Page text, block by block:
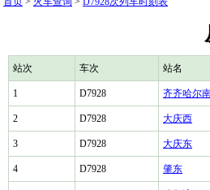
站次 车次 站名
1 D7928 齐齐哈尔
2 D7928 大庆西
3 D7928 大庆东
4 D7928 肇东